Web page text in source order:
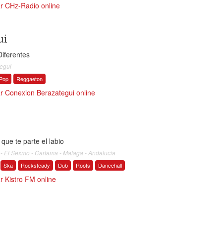
CHz-Radio online
Pop Reggaeton
Conexion Berazategui online
te parte el labio
El Sexmo - Cartama - Malaga - Andalucia
Ska Rocksteady Dub Roots Dancehall
Kistro FM online